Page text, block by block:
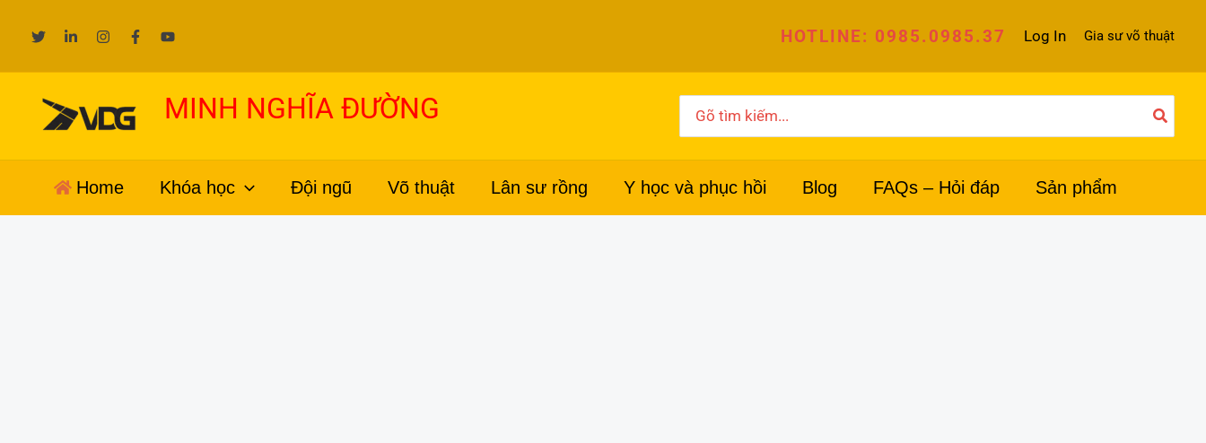
dung
HOTLINE: 0985.0985.37 Log In Gia sư võ thuật
MINH NGHĨA ĐƯỜNG
for:
Home Khóa học Đội ngũ Võ thuật Lân sư rồng Y học và phục hồi Blog FAQs – Hỏi đáp Sản phẩm